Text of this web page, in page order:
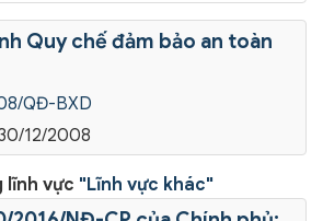
QĐ-BXD
12/2008
Quy chế đảm bảo an toàn
lĩnh vực "Lĩnh vực khác"